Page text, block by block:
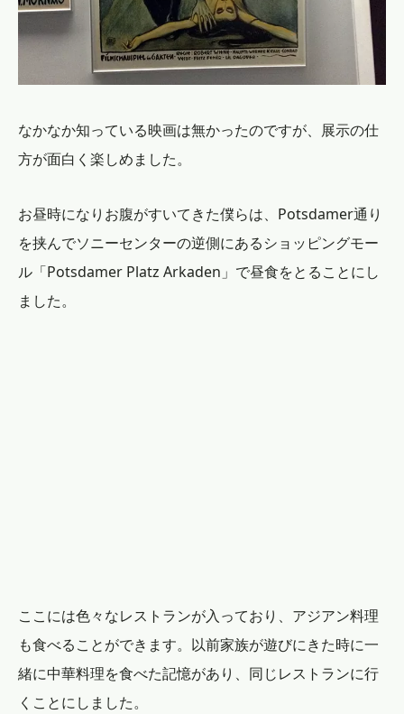
なかなか知っている映画は無かったのですが、展示の仕
方が面白く楽しめました。
お昼時になりお腹がすいてきた僕らは、Potsdamer通り
を挟んでソニーセンターの逆側にあるショッピングモー
ル「Potsdamer Platz Arkaden」で昼食をとることにし
ました。
ここには色々なレストランが入っており、アジアン料理
も食べることができます。以前家族が遊びにきた時に一
緒に中華料理を食べた記憶があり、同じレストランに行
くことにしました。